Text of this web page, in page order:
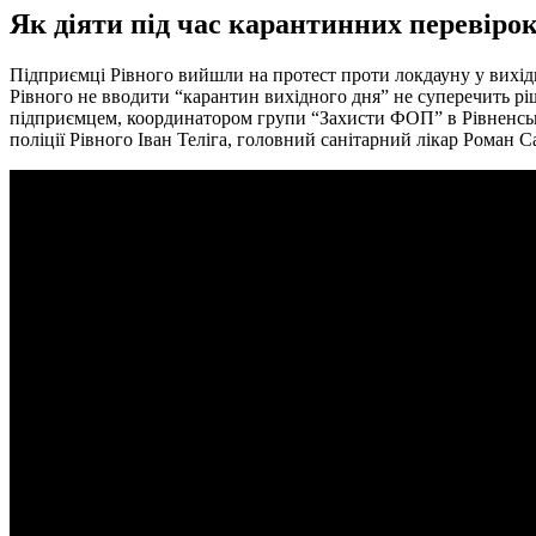
Як діяти під час карантинних
Підприємці Рівного вийшли на протест проти локдауну у
Рівного не вводити “карантин вихідного дня” не суперечить
підприємцем, координатором групи “Захисти ФОП” в
поліції Рівного Іван Теліга, головний санітарний лікар Роман